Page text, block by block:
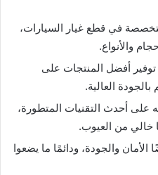
في قطع غيار السيارات،
والأنواع.
أفضل المنتجات على
العالية.
على أحدث التقنيات المتطورة،
خالي من العيوب.
والجودة، ودائمًا ما يضعوا